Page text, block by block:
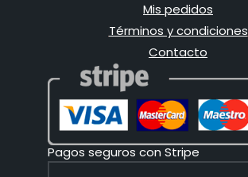
Mis pedidos
Términos y condiciones
Contacto
Pagos seguros con Stripe